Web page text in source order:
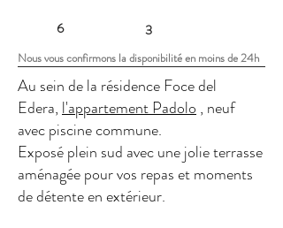
6 3
Nous vous confirmons la disponibilité en moins de 24h
Au sein de la résidence Foce del
Edera, l'appartement Padolo , neuf
avec piscine commune.
Exposé plein sud avec une jolie terrasse
aménagée pour vos repas et moments
de détente en extérieur.